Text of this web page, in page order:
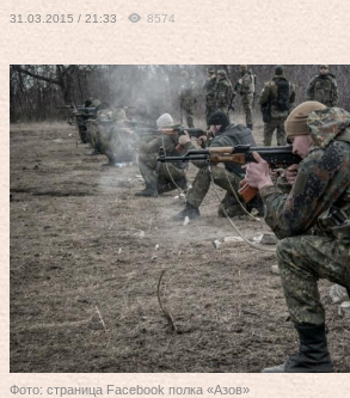
31.03.2015 / 21:33 8574
Фото: страница Facebook полка «Азов»